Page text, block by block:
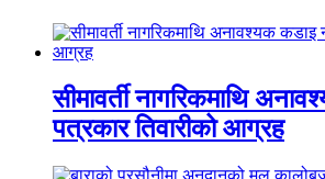
सीमावर्ती नागरिकमाथि
पत्रकार तिवारीको आग्रह